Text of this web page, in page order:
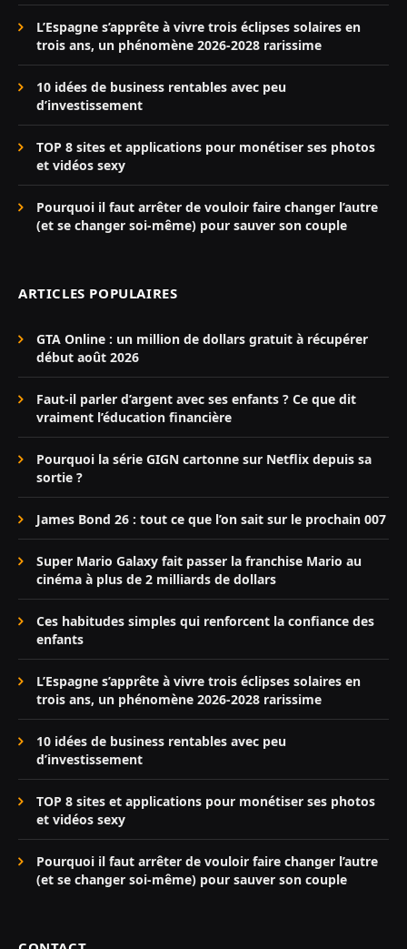
L’Espagne s’apprête à vivre trois éclipses solaires en
trois ans, un phénomène 2026-2028 rarissime
10 idées de business rentables avec peu
d’investissement
TOP 8 sites et applications pour monétiser ses photos
et vidéos sexy
Pourquoi il faut arrêter de vouloir faire changer l’autre
(et se changer soi-même) pour sauver son couple
ARTICLES POPULAIRES
GTA Online : un million de dollars gratuit à récupérer
début août 2026
Faut-il parler d’argent avec ses enfants ? Ce que dit
vraiment l’éducation financière
Pourquoi la série GIGN cartonne sur Netflix depuis sa
sortie ?
James Bond 26 : tout ce que l’on sait sur le prochain 007
Super Mario Galaxy fait passer la franchise Mario au
cinéma à plus de 2 milliards de dollars
Ces habitudes simples qui renforcent la confiance des
enfants
L’Espagne s’apprête à vivre trois éclipses solaires en
trois ans, un phénomène 2026-2028 rarissime
10 idées de business rentables avec peu
d’investissement
TOP 8 sites et applications pour monétiser ses photos
et vidéos sexy
Pourquoi il faut arrêter de vouloir faire changer l’autre
(et se changer soi-même) pour sauver son couple